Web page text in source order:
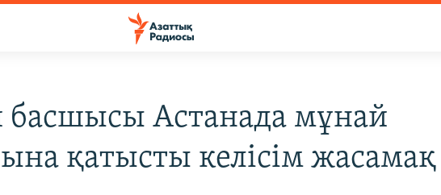
басшысы Астанада мұнай
қатысты келісім жасамақ